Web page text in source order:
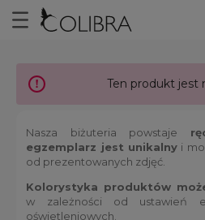
Ten produkt jest
Nasza biżuteria powstaje
egzemplarz jest unikalnyi
od prezentowanych zdjęć.
Kolorystyka produktów
w zależności od ustawień
oświetleniowych.